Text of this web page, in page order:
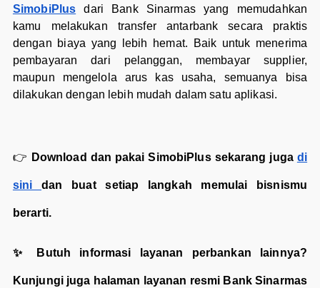
SimobiPlus dari Bank Sinarmas yang memudahkan
kamu melakukan transfer antarbank secara praktis
dengan biaya yang lebih hemat. Baik untuk menerima
pembayaran dari pelanggan, membayar supplier,
maupun mengelola arus kas usaha, semuanya bisa
dilakukan dengan lebih mudah dalam satu aplikasi.
👉 Download dan pakai SimobiPlus sekarang juga di
sinidan buat setiap langkah memulai bisnismu
berarti.
✨ Butuh informasi layanan perbankan lainnya?
Kunjungi juga halaman layanan resmi Bank Sinarmas